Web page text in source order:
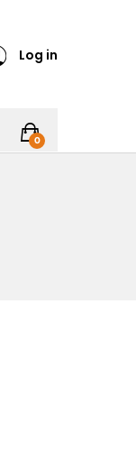
Log in
0